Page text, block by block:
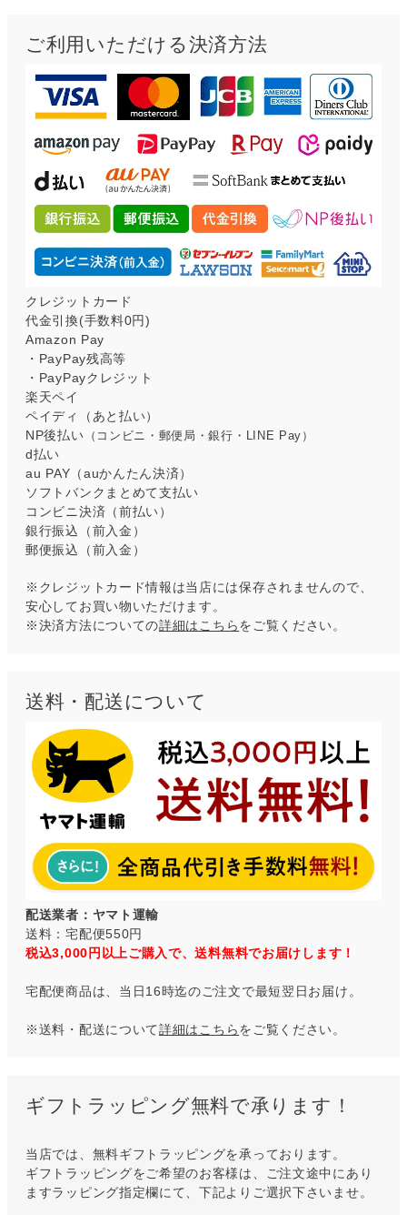
ご利用いただける決済方法
クレジットカード
代金引換(手数料0円)
Amazon Pay
・PayPay残高等
・PayPayクレジット
楽天ペイ
ペイディ（あと払い）
NP後払い （コンビニ・郵便局・銀行・LINE Pay）
d払い
au PAY（auかんたん決済）
ソフトバンクまとめて支払い
コンビニ決済（前払い）
銀行振込（前入金）
郵便振込（前入金）
※クレジットカード情報は当店には保存されませんので、
安心してお買い物いただけます。
※決済方法についての詳細はこちらをご覧ください。
送料・配送について
配送業者：ヤマト運輸
送料：宅配便550円
税込3,000円以上ご購入で、送料無料でお届けします！
宅配便商品は、当日16時迄のご注文で最短翌日お届け。
※送料・配送について詳細はこちらをご覧ください。
ギフトラッピング無料で承ります！
当店では、無料ギフトラッピングを承っております。
ギフトラッピングをご希望のお客様は、ご注文途中にあり
ますラッピング指定欄にて、下記よりご選択下さいませ。